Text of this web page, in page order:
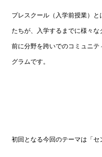
プレスクール（入学前授業）
たちが、入学するまでに様々
前に分野を跨いでのコミュニ
グラムです。
初回となる今回のテーマは「セ